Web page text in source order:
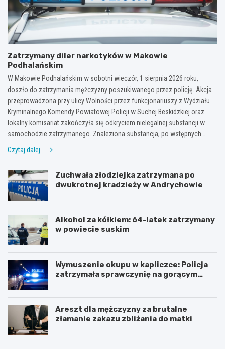
Zatrzymany diler narkotyków w Makowie
Podhalańskim
W Makowie Podhalańskim w sobotni wieczór, 1 sierpnia 2026 roku,
doszło do zatrzymania mężczyzny poszukiwanego przez policję. Akcja
przeprowadzona przy ulicy Wolności przez funkcjonariuszy z Wydziału
Kryminalnego Komendy Powiatowej Policji w Suchej Beskidzkiej oraz
lokalny komisariat zakończyła się odkryciem nielegalnej substancji w
samochodzie zatrzymanego. Znaleziona substancja, po wstępnych…
Czytaj dalej
Zuchwała złodziejka zatrzymana po
dwukrotnej kradzieży w Andrychowie
Alkohol za kółkiem: 64-latek zatrzymany
w powiecie suskim
Wymuszenie okupu w kapliczce: Policja
zatrzymała sprawczynię na gorącym
Areszt dla mężczyzny za brutalne
złamanie zakazu zbliżania do matki
Z
Z